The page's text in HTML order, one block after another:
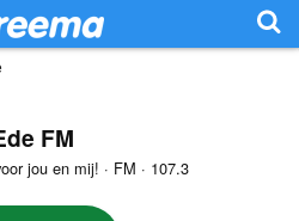
FM
jou en mij! · FM · 107.3